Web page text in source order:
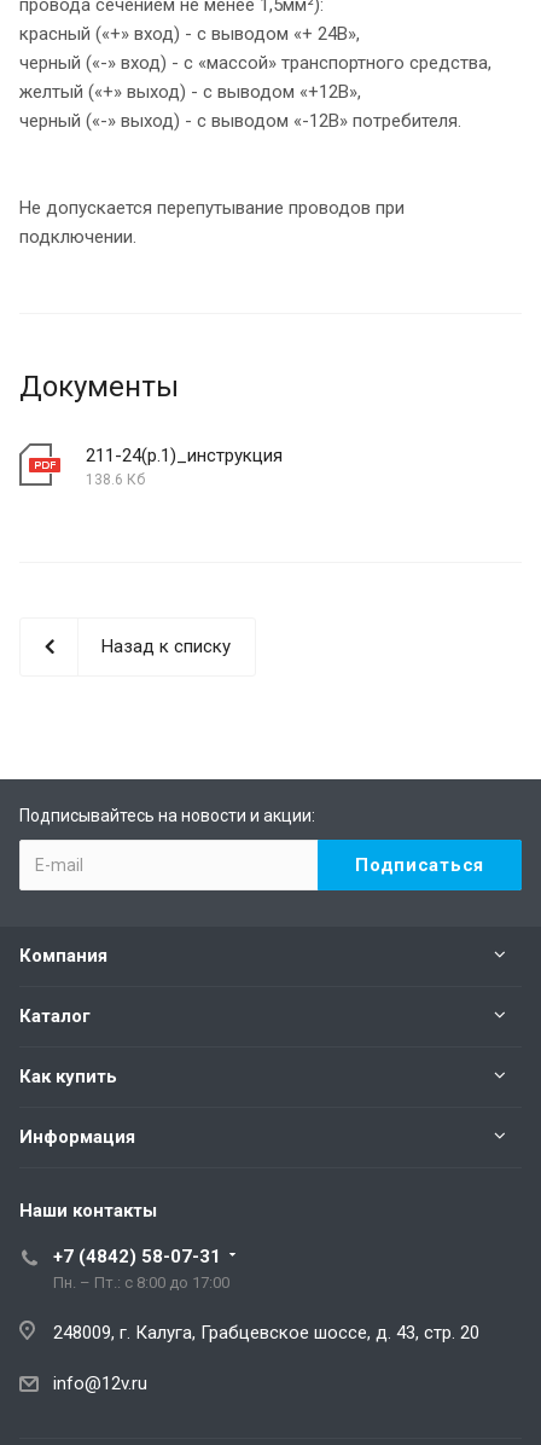
провода сечением не менее 1,5мм²):
красный («+» вход) - с выводом «+ 24В»,
черный («-» вход) - с «массой» транспортного средства,
желтый («+» выход) - с выводом «+12В»,
черный («-» выход) - с выводом «-12В» потребителя.
Не допускается перепутывание проводов при
подключении.
Документы
211-24(р.1)_инструкция
138.6 Кб
Назад к списку
Подписывайтесь на новости и акции:
Компания
Каталог
Как купить
Информация
Наши контакты
+7 (4842) 58-07-31
Пн. – Пт.: с 8:00 до 17:00
248009, г. Калуга, Грабцевское шоссе, д. 43, стр. 20
info@12v.ru